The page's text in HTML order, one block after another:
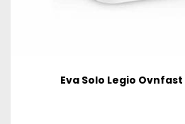
Eva Solo Legio